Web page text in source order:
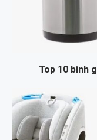
Top 10 bình